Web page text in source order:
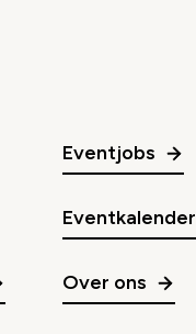
Eventjobs
Eventkalender
Over ons